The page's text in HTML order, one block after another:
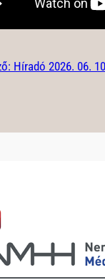
Híradó 2026. 06.